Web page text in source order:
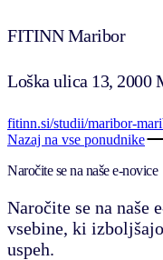
FITINN Maribor
Loška ulica 13, 2000
fitinn.si/studii/maribor-
Nazaj na vse ponudnike
Naročite se na naše e-novice
Naročite se na naše
vsebine, ki
uspeh.